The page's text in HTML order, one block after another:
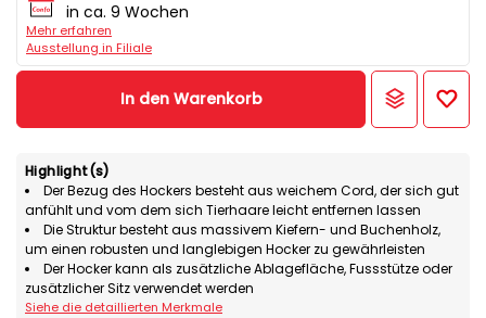
in ca. 9 Wochen
Mehr erfahren
Ausstellung in Filiale
In den Warenkorb
Highlight(s)
Der Bezug des Hockers besteht aus weichem Cord, der sich gut
anfühlt und vom dem sich Tierhaare leicht entfernen lassen
Die Struktur besteht aus massivem Kiefern- und Buchenholz,
um einen robusten und langlebigen Hocker zu gewährleisten
Der Hocker kann als zusätzliche Ablagefläche, Fussstütze oder
zusätzlicher Sitz verwendet werden
Siehe die detaillierten Merkmale